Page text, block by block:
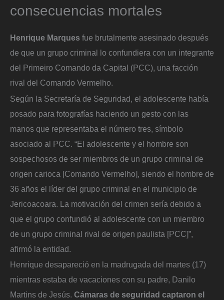
consecuencias mortales
Henrique Marques fue brutalmente asesinado después
de que un grupo criminal lo confundiera con un integrante
del Primeiro Comando da Capital (PCC), una facción
rival del Comando Vermelho.
Según la Secretaría de Seguridad, el adolescente había
posado para fotografías haciendo un gesto con las
manos que representaba el número tres, símbolo
asociado al PCC. “El adolescente y el hombre son
sospechosos de ser miembros de un grupo criminal de
origen carioca [Comando Vermelho], siendo el hombre de
36 años el líder del grupo criminal en el municipio de
Jericoacoara. La motivación del crimen sería debido a
que el grupo confundió al adolescente con un miembro
de un grupo criminal rival de origen paulista [PCC]”,
afirmó la entidad.
Henrique desapareció en la madrugada del martes (17)
mientras estaba de vacaciones con su padre, Danilo
Martins de Jesús. Cámaras de seguridad captaron el